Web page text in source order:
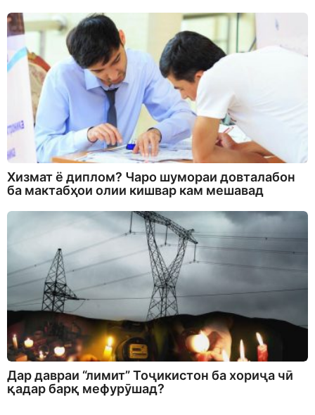
Хизмат ё диплом? Чаро шумораи довталабон
ба мактабҳои олии кишвар кам мешавад
Дар давраи “лимит” Тоҷикистон ба хориҷа чӣ
қадар барқ мефурӯшад?